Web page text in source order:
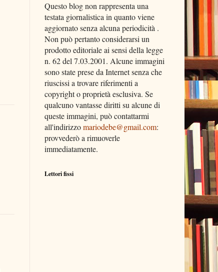
Questo blog non rappresenta una
testata giornalistica in quanto viene
aggiornato senza alcuna periodicità .
Non può pertanto considerarsi un
prodotto editoriale ai sensi della legge
n. 62 del 7.03.2001. Alcune immagini
sono state prese da Internet senza che
riuscissi a trovare riferimenti a
copyright o proprietà esclusiva. Se
qualcuno vantasse diritti su alcune di
queste immagini, può contattarmi
all'indirizzomariodebe@gmail.com:
provvederò a rimuoverle
immediatamente.
Lettori fissi